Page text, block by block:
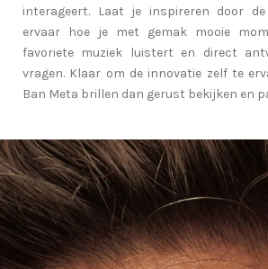
interageert. Laat je inspireren door
ervaar hoe je met gemak mooie
favoriete muziek luistert en direct
vragen. Klaar om de innovatie zelf te
Ban Meta brillen dan gerust bekijken en